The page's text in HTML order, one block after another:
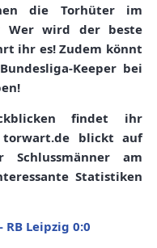
die Torhüter im
Wer wird der beste
ihr es! Zudem könnt
Keeper bei
findet ihr
torwart.de blickt auf
am
Statistiken
Leipzig 0:0